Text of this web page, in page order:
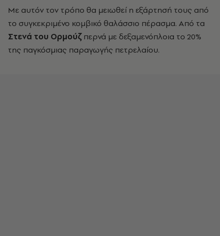
Με αυτόν τον τρόπο θα μειωθεί η εξάρτησή τους από
το συγκεκριμένο κομβικό θαλάσσιο πέρασμα. Από τα
Στενά του Ορμούζπερνά με δεξαμενόπλοια το 20%
της παγκόσμιας παραγωγής πετρελαίου.